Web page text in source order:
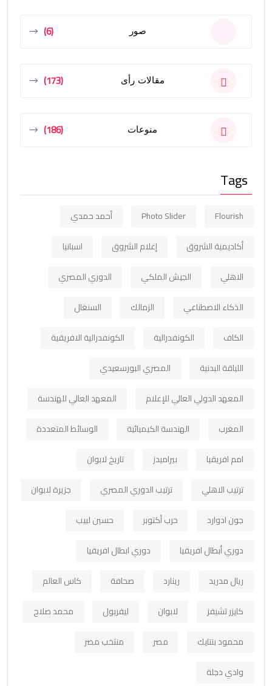
صور (6)
مقالات رأى (173)
منوعات (186)
Tags
Flourish
Photo Slider
أحمد حمدي
أكاديمية الشروق
إعلام الشروق
اسبانيا
الاهلي
الجيش الملكي
الدوري المصري
الذكاء الاصطناعي
الزمالك
السنغال
الكاف
الكونفدرالية
الكونفدرالية الافريقية
اللياقة البدنية
المصري البورسعيدي
المعهد الدولي العالي للإعلام
المعهد العالي للهندسة
المغرب
الهندسة الكيميائية
الوسائط المتعددة
امم افريقيا
بيراميدز
تاريخ لابوان
ترتيب الاهلي
ترتيب الدوري المصري
جزيرة لابوان
جون ادوارد
حرب أكتوبر
حسين لبيب
دوري أبطال افريقيا
دوري ابطال افريقيا
ريال مدريد
رينارد صحافة
كاس العالم
كايزر تشيفز
لابوان ليفربول
محمد صلاح
محمود بنتايك
مصر
منتخب مصر
وادي دجلة